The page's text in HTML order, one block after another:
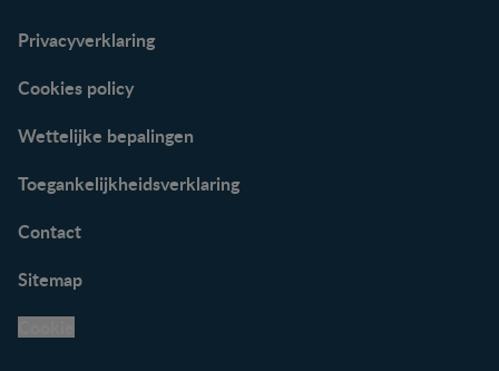
Privacyverklaring
Cookies policy
Wettelijke bepalingen
Toegankelijkheidsverklaring
Contact
Sitemap